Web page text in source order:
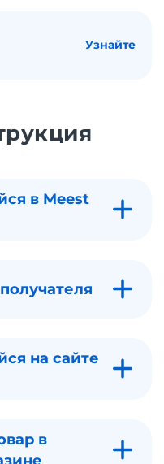
Узнайте
в Meest
на сайте
в